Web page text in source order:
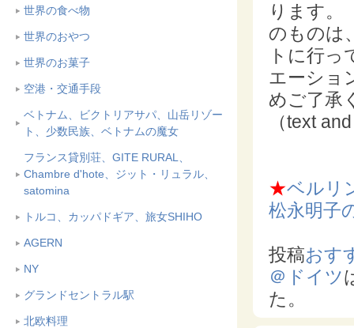
世界の食べ物
世界のおやつ
世界のお菓子
空港・交通手段
ベトナム、ビクトリアサパ、山岳リゾー
ト、少数民族、ベトナムの魔女
フランス貸別荘、GITE RURAL、
Chambre d'hote、ジット・リュラル、
satomina
トルコ、カッパドギア、旅女SHIHO
AGERN
NY
グランドセントラル駅
北欧料理
ります。
のものは
トに行
エーショ
めご了承
（text
★ベルリ
松永明子
投稿おす
＠ドイツ
た。